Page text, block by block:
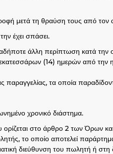
μετά τη θραύση τους από τον
έχει σπάσει.
άλλη περίπτωση κατά την
(14) ημερών από την
παραγγελίας, τα οποία
χρονικό διάστημα.
στο άρθρο 2 των Όρων
το οποίο αποτελεί
διεύθυνση του πωλητή ή στη